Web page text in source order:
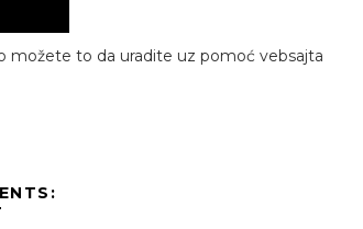
možete to da uradite uz pomoć vebsajta